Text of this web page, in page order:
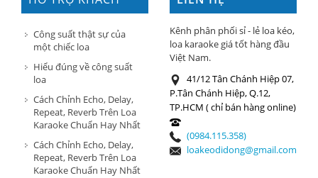
HÀNG
Công suất thật sự của
một chiếc loa
Hiểu đúng về công suất
loa
Cách Chỉnh Echo, Delay,
Repeat, Reverb Trên Loa
Karaoke Chuẩn Hay Nhất
Cách Chỉnh Echo, Delay,
Repeat, Reverb Trên Loa
Karaoke Chuẩn Hay Nhất
Kênh phân phối sỉ - lẻ loa kéo,
loa karaoke giá tốt hàng đầu
Việt Nam.
41/12 Tân Chánh Hiệp 07,
P.Tân Chánh Hiệp, Q.12,
TP.HCM ( chỉ bán hàng online)
(0984.115.358)
loakeodidong@gmail.com